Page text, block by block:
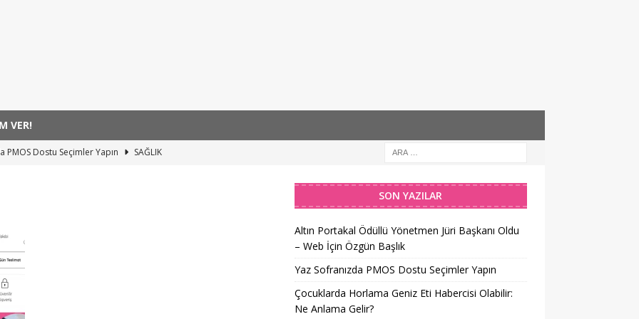
VER!
PMOS Dostu Seçimler Yapın
SAĞLIK
Birleştiren Ruhu Memorial Sanat Galerilerinde
Yönetmen Jüri Başkanı Oldu – Web İçin Özgün Başlık
SON YAZILAR
Altın Portakal Ödüllü Yönetmen Jüri Başkanı Oldu
– Web İçin Özgün Başlık
Yaz Sofranızda PMOS Dostu Seçimler Yapın
Çocuklarda Horlama Geniz Eti Habercisi Olabilir:
Ne Anlama Gelir?